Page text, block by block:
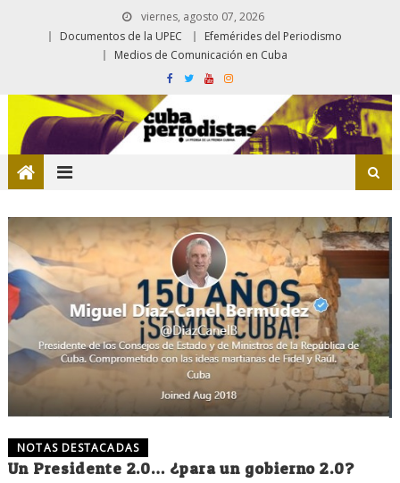
viernes, agosto 07, 2026
Documentos de la UPEC
Efemérides del Periodismo
Medios de Comunicación en Cuba
NOTAS DESTACADAS
Un Presidente 2.0… ¿para un gobierno 2.0?